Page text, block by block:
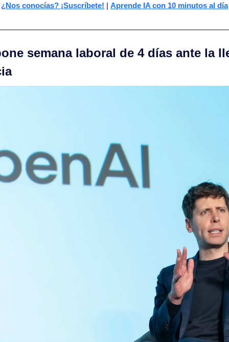
¿Nos conocías? ¡Suscríbete! | Aprende IA con 10 minutos al día
semana laboral de 4 días ante la